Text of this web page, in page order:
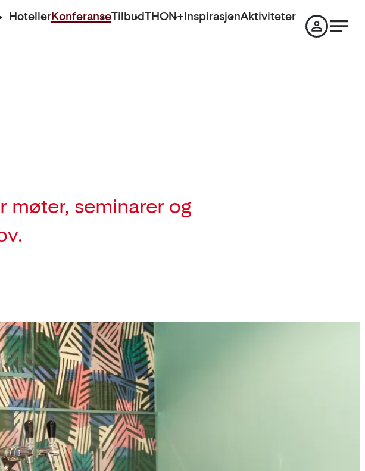
HotellerKonferanseTilbudTHON+ InspirasjonAktiviteter
møter, seminarer og